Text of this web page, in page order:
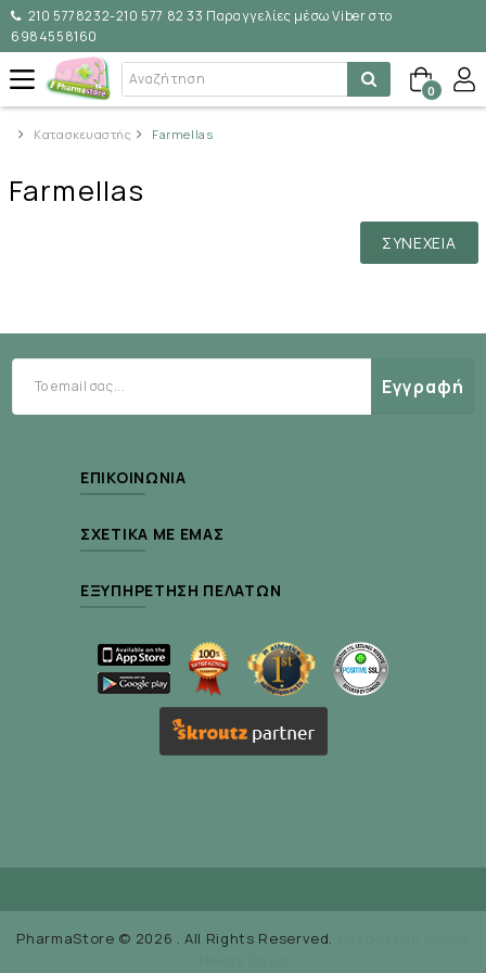
210 5778232-210 577 82 33 Παραγγελίες μέσω Viber στο
6984558160
0
Κατασκευαστής Farmellas
Farmellas
ΣΥΝΈΧΕΙΑ
Εγγραφή
ΕΠΙΚΟΙΝΩΝΊΑ
ΣΧΕΤΙΚΆ ΜΕ ΕΜΆΣ
ΕΞΥΠΗΡΈΤΗΣΗ ΠΕΛΑΤΏΝ
PharmaStore © 2026 . All Rights Reserved.